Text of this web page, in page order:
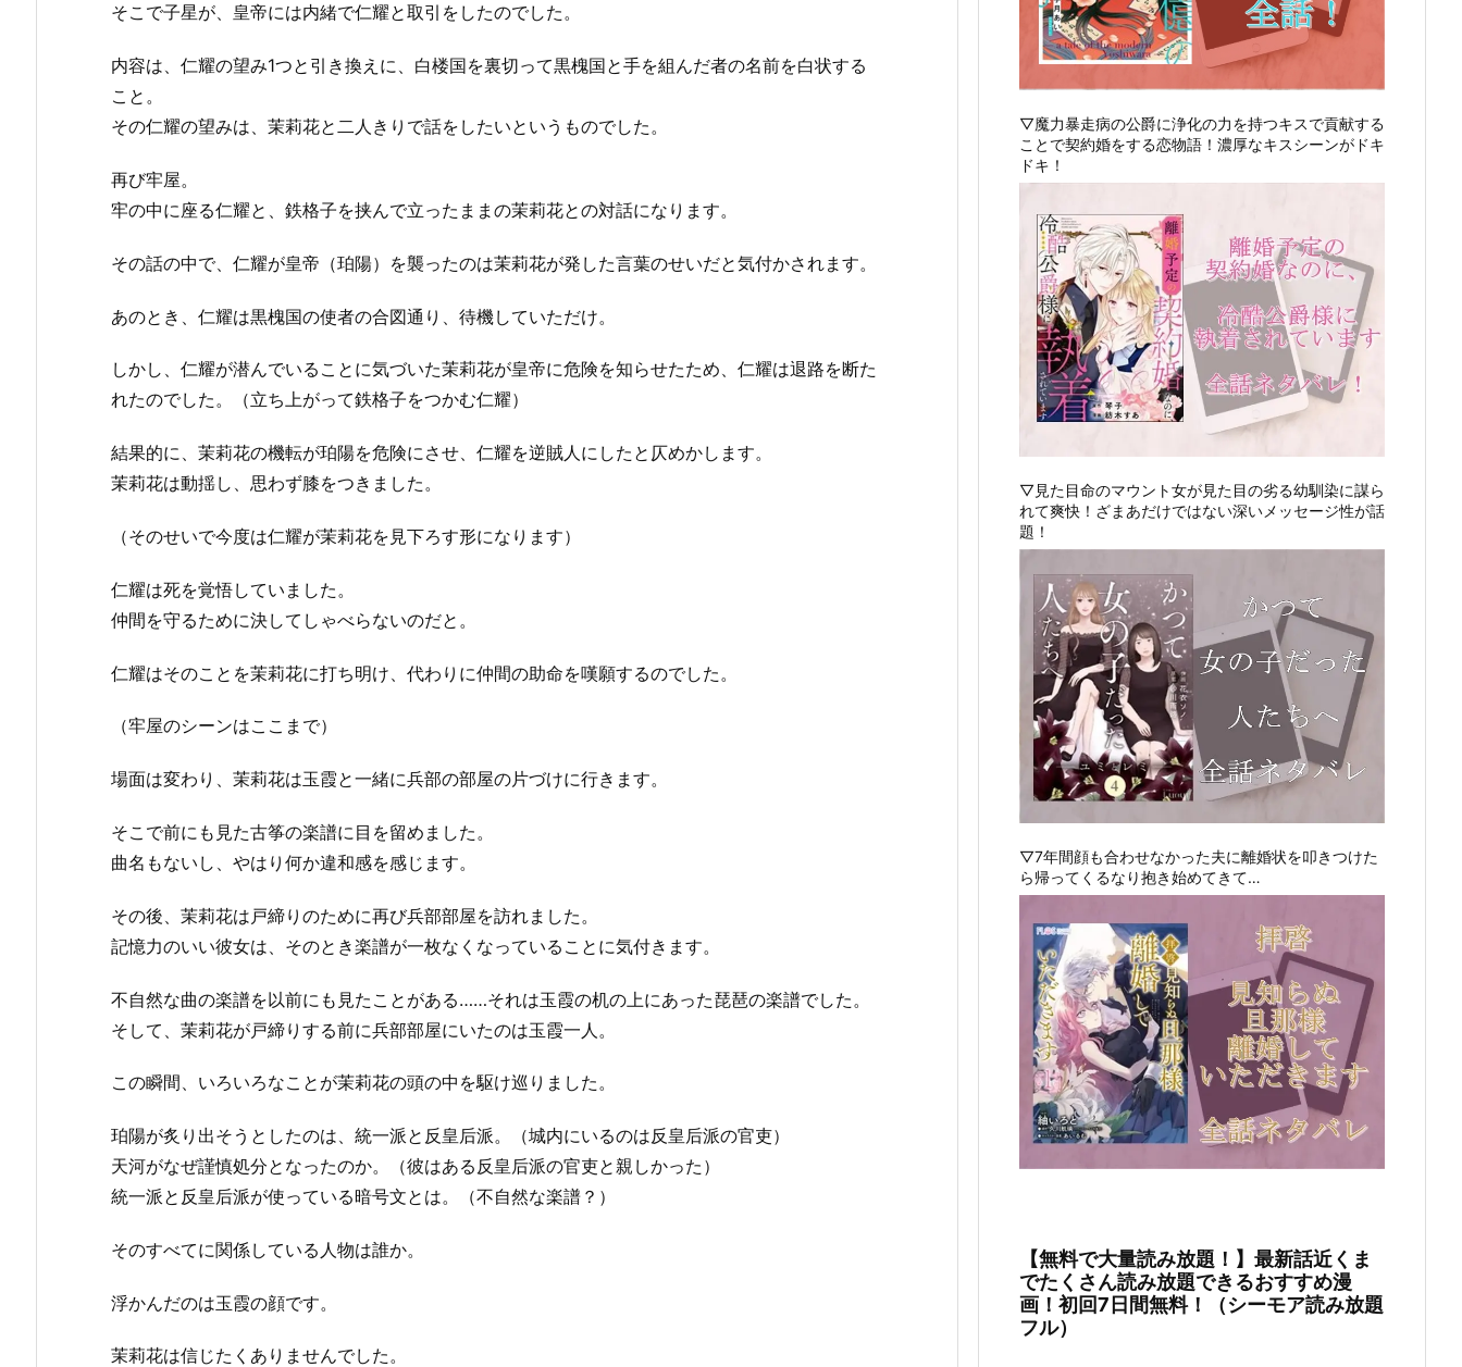
そこで子星が、皇帝には内緒で仁耀と取引をしたのでした。
内容は、仁耀の望み1つと引き換えに、白楼国を裏切って黒槐国と手を組んだ者の名前を白状する
こと。
その仁耀の望みは、茉莉花と二人きりで話をしたいというものでした。
再び牢屋。
牢の中に座る仁耀と、鉄格子を挟んで立ったままの茉莉花との対話になります。
その話の中で、仁耀が皇帝（珀陽）を襲ったのは茉莉花が発した言葉のせいだと気付かされます。
あのとき、仁耀は黒槐国の使者の合図通り、待機していただけ。
しかし、仁耀が潜んでいることに気づいた茉莉花が皇帝に危険を知らせたため、仁耀は退路を断た
れたのでした。（立ち上がって鉄格子をつかむ仁耀）
結果的に、茉莉花の機転が珀陽を危険にさせ、仁耀を逆賊人にしたと仄めかします。
茉莉花は動揺し、思わず膝をつきました。
（そのせいで今度は仁耀が茉莉花を見下ろす形になります）
仁耀は死を覚悟していました。
仲間を守るために決してしゃべらないのだと。
仁耀はそのことを茉莉花に打ち明け、代わりに仲間の助命を嘆願するのでした。
（牢屋のシーンはここまで）
場面は変わり、茉莉花は玉霞と一緒に兵部の部屋の片づけに行きます。
そこで前にも見た古筝の楽譜に目を留めました。
曲名もないし、やはり何か違和感を感じます。
その後、茉莉花は戸締りのために再び兵部部屋を訪れました。
記憶力のいい彼女は、そのとき楽譜が一枚なくなっていることに気付きます。
不自然な曲の楽譜を以前にも見たことがある……それは玉霞の机の上にあった琵琶の楽譜でした。
そして、茉莉花が戸締りする前に兵部部屋にいたのは玉霞一人。
この瞬間、いろいろなことが茉莉花の頭の中を駆け巡りました。
珀陽が炙り出そうとしたのは、統一派と反皇后派。（城内にいるのは反皇后派の官吏）
天河がなぜ謹慎処分となったのか。（彼はある反皇后派の官吏と親しかった）
統一派と反皇后派が使っている暗号文とは。（不自然な楽譜？）
そのすべてに関係している人物は誰か。
浮かんだのは玉霞の顔です。
茉莉花は信じたくありませんでした。
▽魔力暴走病の公爵に浄化の力を持つキスで貢献する
ことで契約婚をする恋物語！濃厚なキスシーンがドキ
ドキ！
▽見た目命のマウント女が見た目の劣る幼馴染に謀ら
れて爽快！ざまあだけではない深いメッセージ性が話
題！
▽7年間顔も合わせなかった夫に離婚状を叩きつけた
ら帰ってくるなり抱き始めてきて…
【無料で大量読み放題！】最新話近くま
でたくさん読み放題できるおすすめ漫
画！初回7日間無料！（シーモア読み放題
フル）